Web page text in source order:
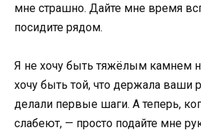
мне страшно. Дайте мне время
посидите рядом.
Я не хочу быть тяжёлым камнем
хочу быть той, что держала ваши
делали первые шаги. А теперь,
слабеют, — просто подайте мне